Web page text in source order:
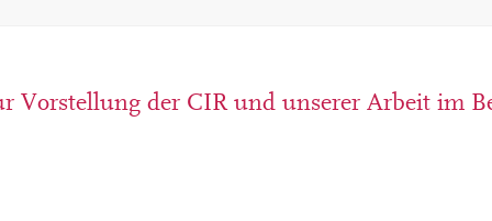
Vorstellung der CIR und unserer Arbeit im